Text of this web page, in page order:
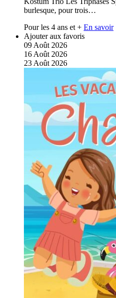
burlesque, pour trois…
Pour les 4 ans et + En savoir
Ajouter aux favoris
09 Août 2026
16 Août 2026
23 Août 2026